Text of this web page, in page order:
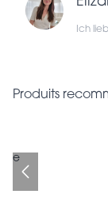
Ich
Produits
Sac